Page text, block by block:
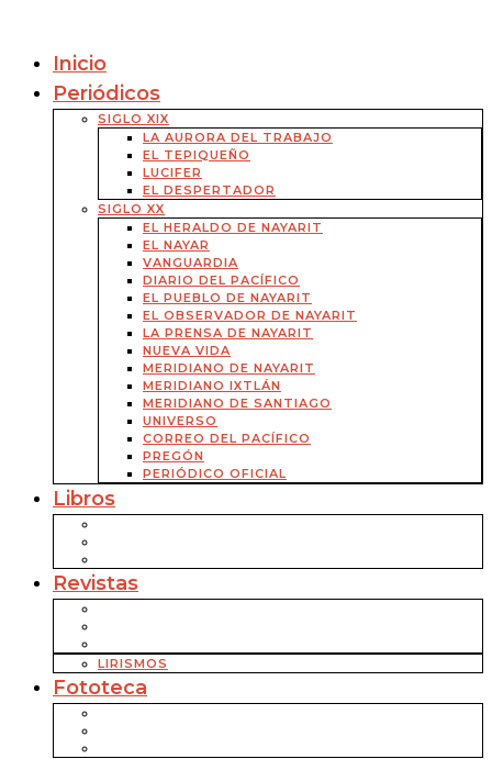
Inicio
Periódicos
SIGLO XIX
LA AURORA DEL TRABAJO
EL TEPIQUEÑO
LUCIFER
EL DESPERTADOR
SIGLO XX
EL HERALDO DE NAYARIT
EL NAYAR
VANGUARDIA
DIARIO DEL PACÍFICO
EL PUEBLO DE NAYARIT
EL OBSERVADOR DE NAYARIT
LA PRENSA DE NAYARIT
NUEVA VIDA
MERIDIANO DE NAYARIT
MERIDIANO IXTLÁN
MERIDIANO DE SANTIAGO
UNIVERSO
CORREO DEL PACÍFICO
PREGÓN
PERIÓDICO OFICIAL
Libros
Revistas
LIRISMOS
Fototeca